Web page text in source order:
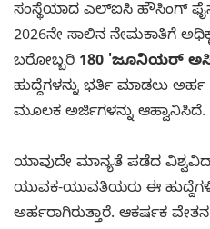
ಸಂಸ್ಥೆಯಾದ ಎಲ್‌ಐಸಿ ಹೌಸಿಂಗ್
2026ನೇ ಸಾಲಿನ ನೇಮಕಾತಿಗೆ
ಬರೋಬ್ಬರಿ 180 'ಜೂನಿಯರ್
ಹುದ್ದೆಗಳನ್ನು ಭರ್ತಿ ಮಾಡಲು
ಮೂಲಕ ಅರ್ಜಿಗಳನ್ನು ಆಹ್ವಾನಿಸಿದೆ.
ಯಾವುದೇ ಮಾನ್ಯತೆ ಪಡೆದ
ಯುವಕ-ಯುವತಿಯರು ಈ
ಅರ್ಹರಾಗಿರುತ್ತಾರೆ. ಆಕರ್ಷಕ ವೇತನ